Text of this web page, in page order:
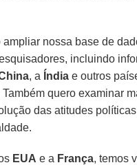
ampliar nossa base de
incluindo
, a Índia e outros
quero examinar
das atitudes
EUA e a França, temos